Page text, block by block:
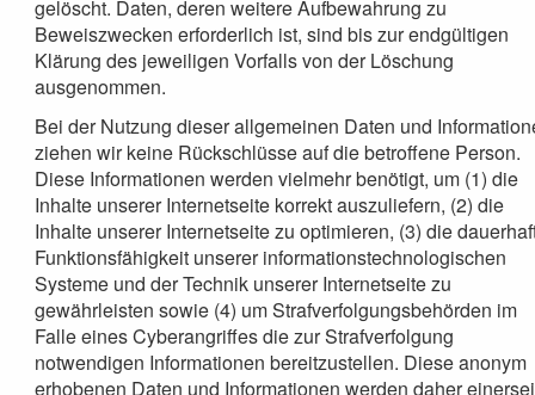
gelöscht. Daten, deren weitere Aufbewahrung zu
Beweiszwecken erforderlich ist, sind bis zur endgültigen
Klärung des jeweiligen Vorfalls von der Löschung
ausgenommen.
Bei der Nutzung dieser allgemeinen Daten und
ziehen wir keine Rückschlüsse auf die betroffene Person.
Diese Informationen werden vielmehr benötigt, um (1) die
Inhalte unserer Internetseite korrekt auszuliefern, (2) die
Inhalte unserer Internetseite zu optimieren, (3) die
Funktionsfähigkeit unserer informationstechnologischen
Systeme und der Technik unserer Internetseite zu
gewährleisten sowie (4) um Strafverfolgungsbehörden im
Falle eines Cyberangriffes die zur Strafverfolgung
notwendigen Informationen bereitzustellen. Diese anonym
erhobenen Daten und Informationen werden daher